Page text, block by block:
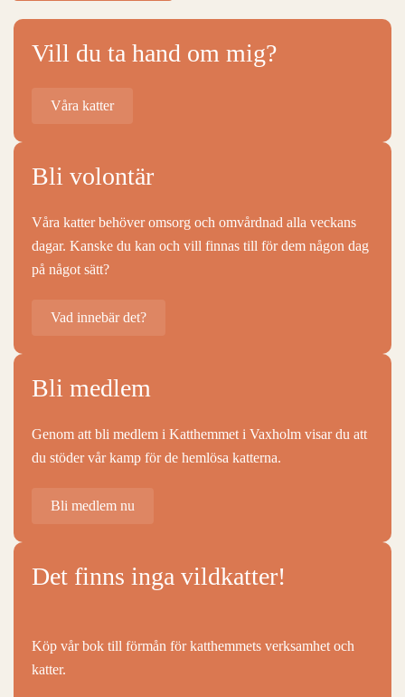
Vill du ta hand om mig?
Våra katter
Bli volontär
Våra katter behöver omsorg och omvårdnad alla veckans
dagar. Kanske du kan och vill finnas till för dem någon dag
på något sätt?
Vad innebär det?
Bli medlem
Genom att bli medlem i Katthemmet i Vaxholm visar du att
du stöder vår kamp för de hemlösa katterna.
Bli medlem nu
Det finns inga vildkatter!
Köp vår bok till förmån för katthemmets verksamhet och
katter.